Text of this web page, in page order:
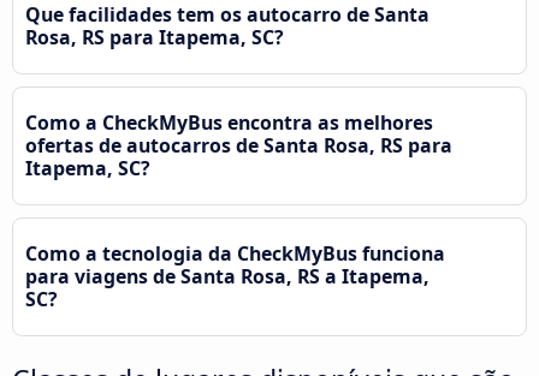
Que facilidades tem os autocarro de Santa
Rosa, RS para Itapema, SC?
Como a CheckMyBus encontra as melhores
ofertas de autocarros de Santa Rosa, RS para
Itapema, SC?
Como a tecnologia da CheckMyBus funciona
para viagens de Santa Rosa, RS a Itapema,
SC?